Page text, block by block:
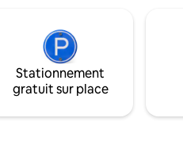
Stationnement
gratuit sur place